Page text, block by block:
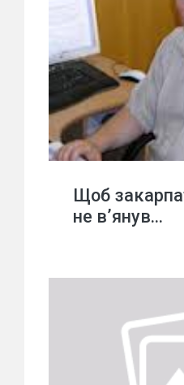
Щоб
не в’янув…